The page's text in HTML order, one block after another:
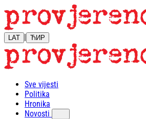
LAT | ЋИР
Sve vijesti
Politika
Hronika
Novosti